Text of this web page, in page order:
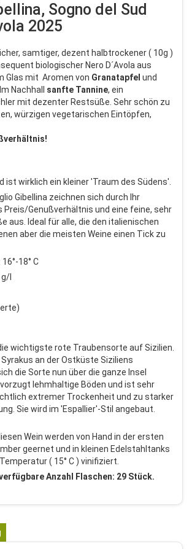
Sogno del Sud
2025
samtiger, dezent halbtrockener ( 10g )
biologischer Nero D´Avola aus
Glas mit Aromen von Granatapfel und
. Im Nachhall sanfte Tannine, ein
mit dezenter Restsüße. Sehr schön zu
würzigen vegetarischen Eintöpfen,
ist wirklich ein kleiner 'Traum des Südens'.
Gibellina zeichnen sich durch Ihr
Genußverhältnis und eine feine, sehr
aus. Ideal für alle, die den italienischen
aber die meisten Weine einen Tick zu
18° C
l
wichtigste rote Traubensorte auf Sizilien.
an der Ostküste Siziliens
die Sorte nun über die ganze Insel
lehmhaltige Böden und ist sehr
extremer Trockenheit und zu starker
Sie wird im 'Espallier'-Stil angebaut.
Wein werden von Hand in der ersten
geernet und in kleinen Edelstahltanks
( 15° C ) vinifiziert.
Anzahl Flaschen: 29 Stück.